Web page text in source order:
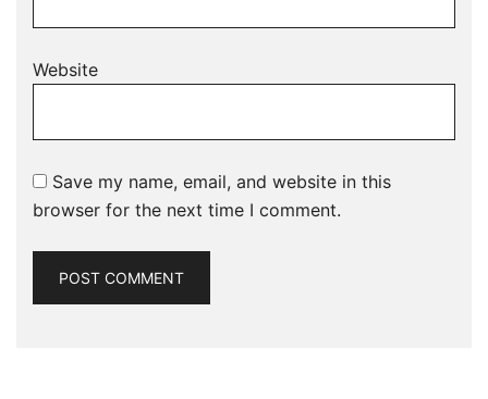
Website
Save my name, email, and website in this
browser for the next time I comment.